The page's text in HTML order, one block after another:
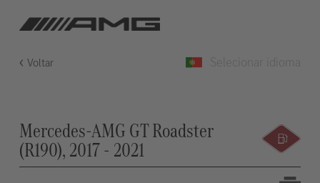
Voltar
Mercedes-AMG GT Roadster
(R190), 2017 - 2021